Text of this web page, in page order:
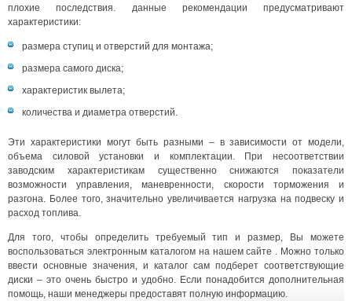
плохие последствия. данные рекомендации предусматривают
характеристики:
размера ступиц и отверстий для монтажа;
размера самого диска;
характеристик вылета;
количества и диаметра отверстий.
Эти характеристики могут быть разными – в зависимости от модели,
объема силовой установки и комплектации. При несоответствии
заводским характеристикам существенно снижаются показатели
возможности управления, маневренности, скорости торможения и
разгона. Более того, значительно увеличивается нагрузка на подвеску и
расход топлива.
Для того, чтобы определить требуемый тип и размер, Вы можете
воспользоваться электронным каталогом на нашем сайте . Можно только
ввести основные значения, и каталог сам подберет соответствующие
диски – это очень быстро и удобно. Если понадобится дополнительная
помощь, наши менеджеры предоставят полную информацию.